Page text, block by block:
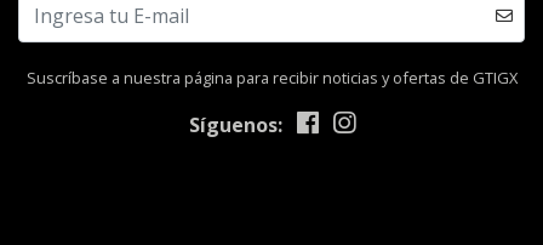
Suscríbase a nuestra página para recibir noticias y ofertas de GTIGX
Síguenos: